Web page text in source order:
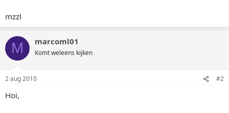
mzzl
M marcoml01
Komt weleens kijken
2 aug 2010 #2
Hoi,